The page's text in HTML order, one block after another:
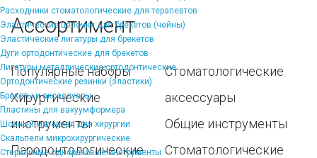
Расходники стоматологические для терапевтов
Эластические цепочки для брекетов (чейны)
Эластические лигатуры для брекетов
Дуги ортодонтические для брекетов
Лигатуры металлические ортодонтические
Ортодонтические резинки (эластики)
Брекеты и аксессуары
Пластины для вакуумформера
Шовный материал для хирургии
Скальпели микрохирургические
Стерильные одноразовые инструменты
Ассортимент
Популярные наборы
Хирургические
инструменты
Пародонтологические
Стоматологические
аксессуары
Общие инструменты
Стоматологические